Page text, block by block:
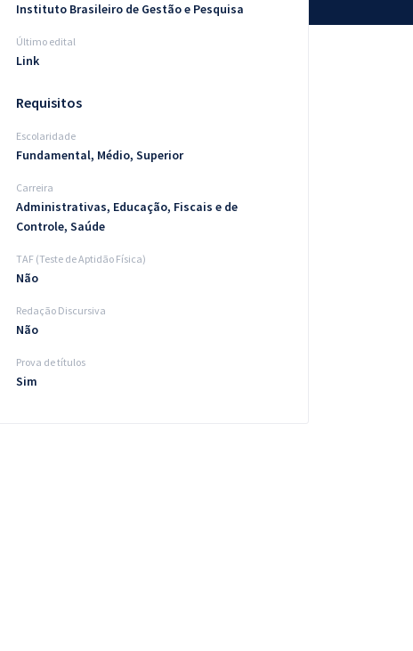
Instituto Brasileiro de Gestão e Pesquisa
Último edital
Link
Requisitos
Escolaridade
Fundamental, Médio, Superior
Carreira
Administrativas, Educação, Fiscais e de
Controle, Saúde
TAF (Teste de Aptidão Física)
Não
Redação Discursiva
Não
Prova de títulos
Sim